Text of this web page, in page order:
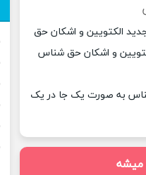
الکتویین و اشکان حق
و اشکان حق شناس
به صورت یک جا در یک
میشه